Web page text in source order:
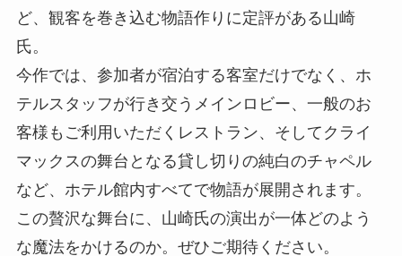
ど、観客を巻き込む物語作りに定評がある山崎
氏。
今作では、参加者が宿泊する客室だけでなく、ホ
テルスタッフが行き交うメインロビー、一般のお
客様もご利用いただくレストラン、そしてクライ
マックスの舞台となる貸し切りの純白のチャペル
など、ホテル館内すべてで物語が展開されます。
この贅沢な舞台に、山崎氏の演出が一体どのよう
な魔法をかけるのか。ぜひご期待ください。